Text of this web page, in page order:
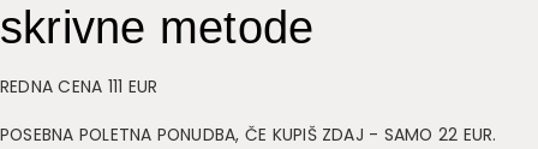
skrivne metode
REDNA CENA 111 EUR
POSEBNA POLETNA PONUDBA, ČE KUPIŠ ZDAJ - SAMO 22 EUR.